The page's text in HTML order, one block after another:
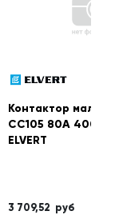
Контактор
СС105 80A 400В
ELVERT
3 709,52 руб